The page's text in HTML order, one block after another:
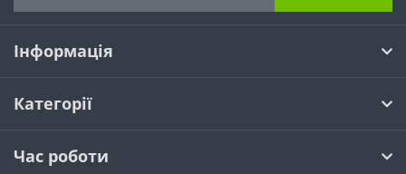
Інформація
Категорії
Час роботи